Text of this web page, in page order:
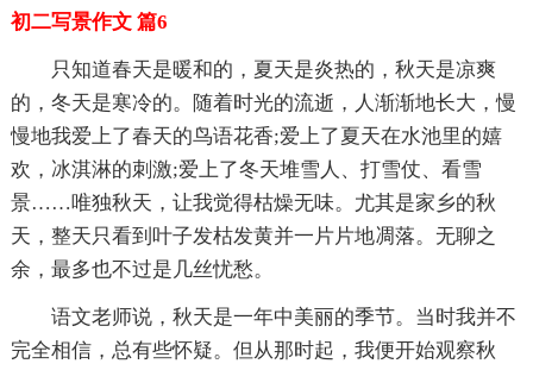
初二写景作文 篇6
只知道春天是暖和的，夏天是炎热的，秋天是凉爽
的，冬天是寒冷的。随着时光的流逝，人渐渐地长大，慢
慢地我爱上了春天的鸟语花香;爱上了夏天在水池里的嬉
欢，冰淇淋的刺激;爱上了冬天堆雪人、打雪仗、看雪
景……唯独秋天，让我觉得枯燥无味。尤其是家乡的秋
天，整天只看到叶子发枯发黄并一片片地凋落。无聊之
余，最多也不过是几丝忧愁。
语文老师说，秋天是一年中美丽的季节。当时我并不
完全相信，总有些怀疑。但从那时起，我便开始观察秋